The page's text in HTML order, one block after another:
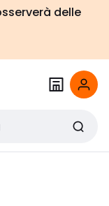
delle